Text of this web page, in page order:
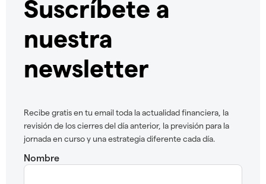
Suscríbete a
nuestra
newsletter
Recibe gratis en tu email toda la actualidad financiera, la
revisión de los cierres del día anterior, la previsión para la
jornada en curso y una estrategia diferente cada día.
Nombre